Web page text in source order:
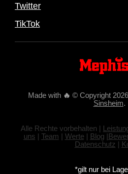
Twitter
TikTok
Made with 🔥 © Copyright
Sinsheim.
Alle Rechte vorbehalten |
uns | Team | Werte| Blog |
Datenschutz |
*gilt nur bei